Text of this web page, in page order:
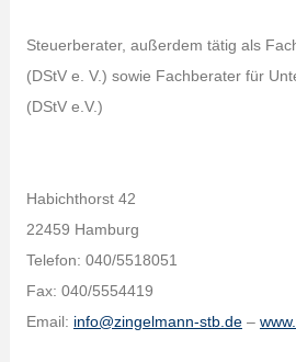
Steuerberater, außerdem tätig als
(DStV e. V.) sowie Fachberater für
(DStV e.V.)
Habichthorst 42
22459 Hamburg
Telefon: 040/5518051
Fax: 040/5554419
Email: info@zingelmann-stb.de–